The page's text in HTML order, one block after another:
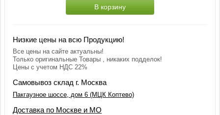
В корзину
Низкие цены на всю Продукцию!
Все цены на сайте актуальны!
Только оригинальные Товары , никаких подделок!
Цены с учетом НДС 22%
Самовывоз склад г. Москва
Пакгаузное шоссе, дом 6 (МЦК Коптево)
Доставка по Москве и МО